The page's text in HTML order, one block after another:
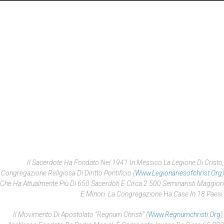
Il Sacerdote Ha Fondato Nel 1941 In Messico La Legione Di Cristo,
Congregazione Religiosa Di Diritto Pontificio (Www.legionariesofchrist.org)
Che Ha Attualmente Più Di 650 Sacerdoti E Circa 2.500 Seminaristi Maggiori
E Minori. La Congregazione Ha Case In 18 Paesi.
Il Movimento Di Apostolato “Regnum Christi” (Www.regnumchristi.org),